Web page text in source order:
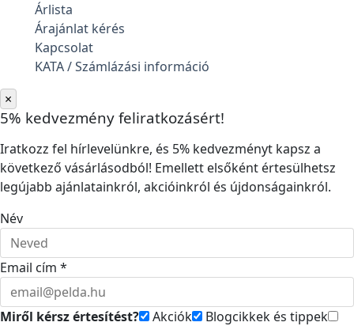
Árlista
Árajánlat kérés
Kapcsolat
KATA / Számlázási információ
×
5% kedvezmény feliratkozásért!
Iratkozz fel hírlevelünkre, és 5% kedvezményt kapsz a
következő vásárlásodból! Emellett elsőként értesülhetsz
legújabb ajánlatainkról, akcióinkról és újdonságainkról.
Név
Email cím *
Miről kérsz értesítést? Akciók Blogcikkek és tippek